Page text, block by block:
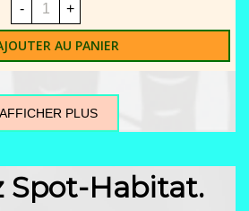
- +
AU PANIER
AFFICHER PLUS
Spot-Habitat.